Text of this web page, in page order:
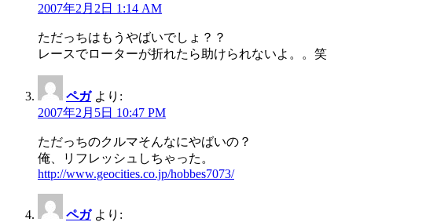
2007年2月2日 1:14 AM
ただっちはもうやばいでしょ？？
レースでローターが折れたら助けられないよ。。笑
ペガ より:
2007年2月5日 10:47 PM
ただっちのクルマそんなにやばいの？
俺、リフレッシュしちゃった。
http://www.geocities.co.jp/hobbes7073/
ペガ より: